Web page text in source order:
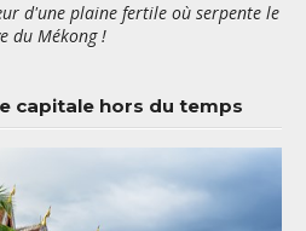
d'une plaine fertile où serpente le
du Mékong !
capitale hors du temps